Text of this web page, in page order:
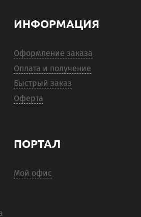
ИНФОРМАЦИЯ
Оформление заказа
Оплата и получение
Быстрый заказ
Оферта
ПОРТАЛ
Мой офис